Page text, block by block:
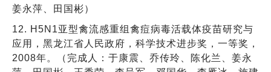
姜永萍、田国彬）
12. H5N1亚型禽流感重组禽痘病毒活载体疫苗研究与
应用，黑龙江省人民政府，科学技术进步奖，一等奖，
2008年。（完成人：于康震、乔传玲、陈化兰、姜永